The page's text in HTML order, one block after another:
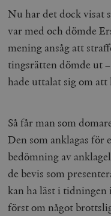
Nu har det dock visat
var med och dömde
mening ansåg att
tingsrätten dömde ut–
hade uttalat sig om
Så får man som
Den som anklagas
bedömning av
de bevis som
kan ha läst i
först om något